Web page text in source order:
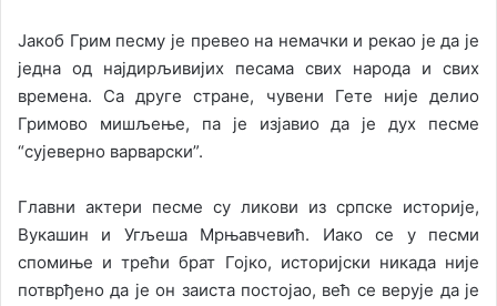
Јакоб Грим песму је превео на немачки и рекао је да је
једна од најдирљивијих песама свих народа и свих
времена. Са друге стране, чувени Гете није делио
Гримово мишљење, па је изјавио да је дух песме
“сујеверно варварски”.
Главни актери песме су ликови из српске историје,
Вукашин и Угљеша Мрњавчевић. Иако се у песми
спомиње и трећи брат Гојко, историјски никада није
потврђено да је он заиста постојао, већ се верује да је